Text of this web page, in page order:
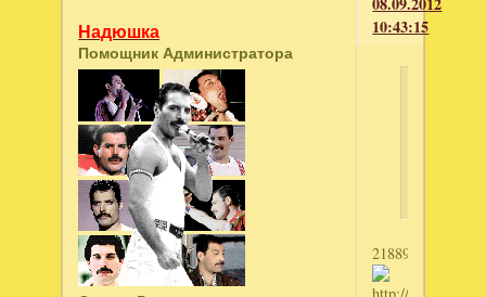
10:43:15
Надюшка
Помощник Администратора
2188947878